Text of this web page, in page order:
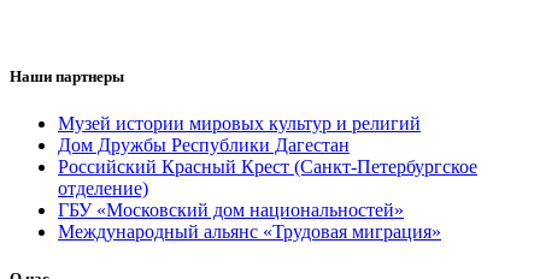
Наши партнеры
Музей истории мировых культур и религий
Дом Дружбы Республики Дагестан
Российский Красный Крест (Санкт-Петербургское
отделение)
ГБУ «Московский дом национальностей»
Международный альянс «Трудовая миграция»